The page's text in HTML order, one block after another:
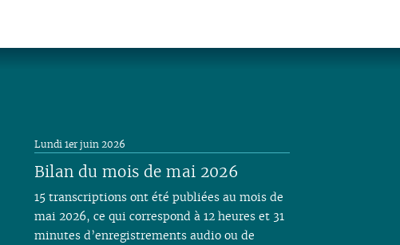
Bilan du mois de mai 2026
Lundi 1er juin 2026
15 transcriptions ont été publiées au mois de
mai 2026, ce qui correspond à 12 heures et 31
minutes d’enregistrements audio ou de